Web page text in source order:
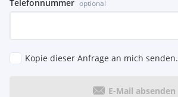
Telefonnummer optional
Kopie dieser Anfrage an mich senden.
E-Mail absenden